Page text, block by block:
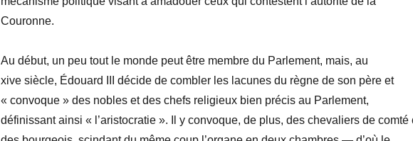
Couronne.
Au début, un peu tout le monde peut être membre du Parlement, mais, au
xive siècle, Édouard III décide de combler les lacunes du règne de son père et
« convoque » des nobles et des chefs religieux bien précis au Parlement,
définissant ainsi « l’aristocratie ». Il y convoque, de plus, des chevaliers de comté